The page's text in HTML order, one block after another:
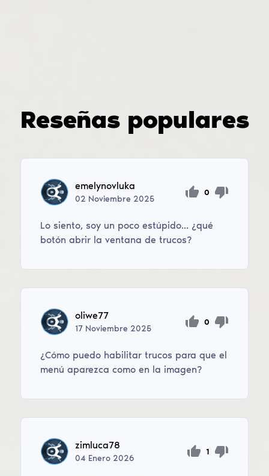
Reseñas populares
emelynovluka
02 Noviembre 2025
0
Lo siento, soy un poco estúpido... ¿qué
botón abrir la ventana de trucos?
oliwe77
17 Noviembre 2025
0
¿Cómo puedo habilitar trucos para que el
menú aparezca como en la imagen?
zimluca78
04 Enero 2026
1